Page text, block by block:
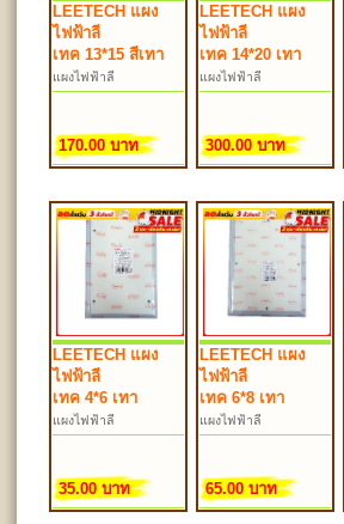
LEETECH แผง
ไฟฟ้าลี
เทค 13*15 สีเทา
แผงไฟฟ้าลี
170.00 บาท
LEETECH แผง
ไฟฟ้าลี
เทค 14*20 เทา
แผงไฟฟ้าลี
300.00 บาท
LEETECH แผง
ไฟฟ้าลี
เทค 4*6 เทา
แผงไฟฟ้าลี
35.00 บาท
LEETECH แผง
ไฟฟ้าลี
เทค 6*8 เทา
แผงไฟฟ้าลี
65.00 บาท